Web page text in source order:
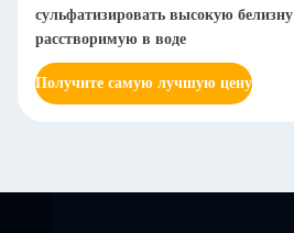
сульфатизировать высокую белизну
расстворимую в воде
Получите самую лучшую цену